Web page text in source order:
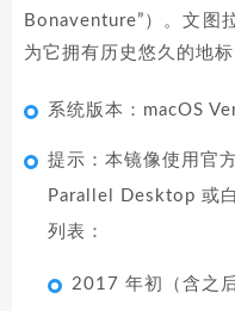
Bonaventure”）。文图
为它拥有历史悠久的地
系统版本：macOS
提示：本镜像使用官
Parallel Desktop 或
列表：
2017 年初（含之